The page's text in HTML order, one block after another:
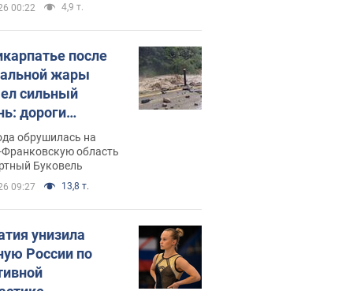
00:22 4,9 т.
после
жары
сильный
дороги
в реки.
обрушилась на
область
Буковель
09:27 13,8 т.
унизила
России по